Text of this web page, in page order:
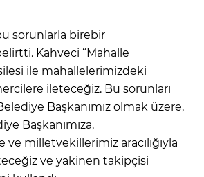
sorunlarla birebir
Kahveci “Mahalle
ile mahallelerimizdeki
ileteceğiz. Bu sorunları
Başkanımız olmak üzere,
Başkanımıza,
milletvekillerimiz aracılığıyla
ve yakinen takipçisi